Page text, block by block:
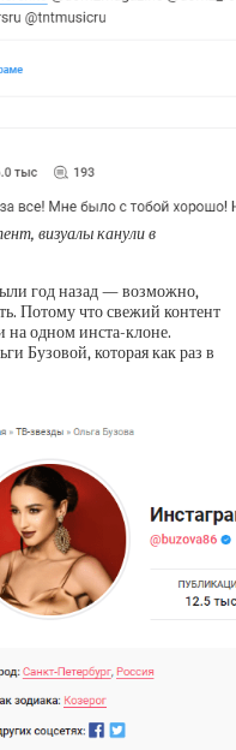
визуалы канули в
год назад — возможно,
Потому что свежий контент
на одном инста-клоне.
Бузовой, которая как раз в